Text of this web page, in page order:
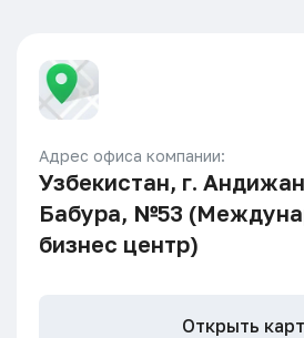
Адрес офиса компании:
Узбекистан, г.
Бабура, №53
бизнес центр)
Открыть